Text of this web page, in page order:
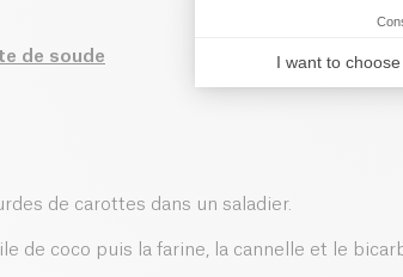
de soude
de carottes dans un saladier.
de coco puis la farine, la cannelle et le
I want to choose